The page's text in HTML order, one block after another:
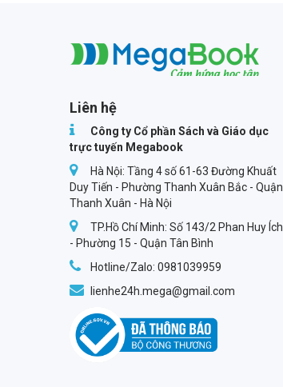
Liên hệ
Công ty Cổ phần Sách và Giáo dục
trực tuyến Megabook
Hà Nội: Tầng 4 số 61-63 Đường Khuất
Duy Tiến - Phường Thanh Xuân Bắc - Quận
Thanh Xuân - Hà Nội
TP.Hồ Chí Minh: Số 143/2 Phan Huy Ích
- Phường 15 - Quận Tân Bình
Hotline/Zalo: 0981039959
lienhe24h.mega@gmail.com